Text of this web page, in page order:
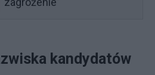
kandydatów